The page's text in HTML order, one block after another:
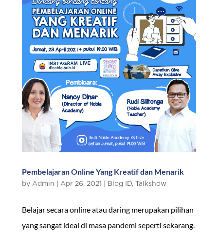
Pembelajaran Online Yang Kreatif dan Menarik
by Admin Apr 26, 2021 Blog ID, Talkshow
Belajar secara online atau daring merupakan pilihan
yang sangat ideal di masa pandemi seperti sekarang.